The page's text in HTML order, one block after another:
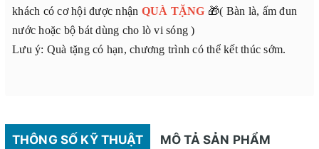
khách có cơ hội được nhận QUÀ TẶNG 🎁( Bàn là, ấm đun
nước hoặc bộ bát dùng cho lò vi sóng )
Lưu ý: Quà tặng có hạn, chương trình có thể kết thúc sớm.
THÔNG SỐ KỸ THUẬT MÔ TẢ SẢN PHẨM